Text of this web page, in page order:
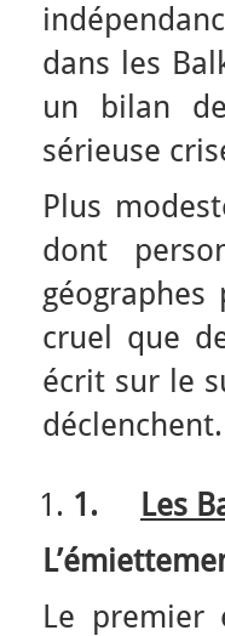
dans les
un bilan
sérieuse
Plus
dont
cruel que
écrit sur le
1.
Les
Le premier